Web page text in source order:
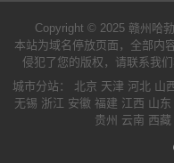
Copyright © 2025 赣州哈
本站为域名停放页面，全部内
侵犯了您的版权，请联系我
城市分站： 北京 天津 河北 山
无锡 浙江 安徽 福建 江西 山东
贵州 云南 西藏